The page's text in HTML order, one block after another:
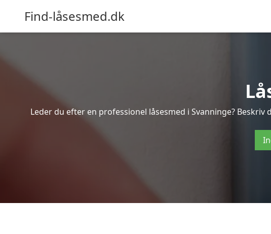
Find-låsesmed.dk
Leder du efter en professionel låsesmed i Svanninge?